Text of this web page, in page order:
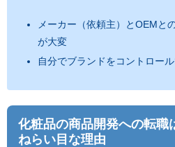
メーカー（依頼主）とOEMと
が大変
自分でブランドをコントロー
化粧品の商品開発への転職
ねらい目な理由